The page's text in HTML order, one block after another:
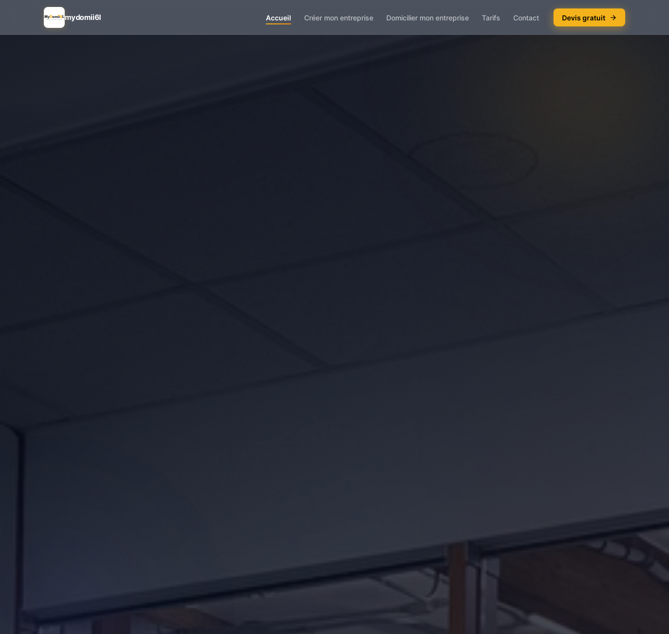
mydomii6l Accueil Créer mon entreprise Domicilier mon entreprise Tarifs Contact Devis gratuit